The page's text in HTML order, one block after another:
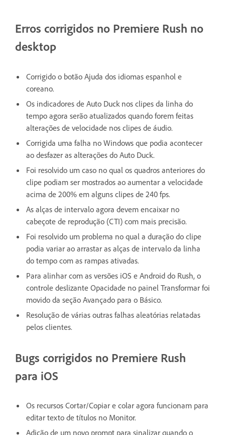
Erros corrigidos no Premiere Rush no
desktop
Corrigido o botão Ajuda dos idiomas espanhol e
coreano.
Os indicadores de Auto Duck nos clipes da linha do
tempo agora serão atualizados quando forem feitas
alterações de velocidade nos clipes de áudio.
Corrigida uma falha no Windows que podia acontecer
ao desfazer as alterações do Auto Duck.
Foi resolvido um caso no qual os quadros anteriores do
clipe podiam ser mostrados ao aumentar a velocidade
acima de 200% em alguns clipes de 240 fps.
As alças de intervalo agora devem encaixar no
cabeçote de reprodução (CTI) com mais precisão.
Foi resolvido um problema no qual a duração do clipe
podia variar ao arrastar as alças de intervalo da linha
do tempo com as rampas ativadas.
Para alinhar com as versões iOS e Android do Rush, o
controle deslizante Opacidade no painel Transformar foi
movido da seção Avançado para o Básico.
Resolução de várias outras falhas aleatórias relatadas
pelos clientes.
Bugs corrigidos no Premiere Rush
para iOS
Os recursos Cortar/Copiar e colar agora funcionam para
editar texto de títulos no Monitor.
Adição de um novo prompt para sinalizar quando o